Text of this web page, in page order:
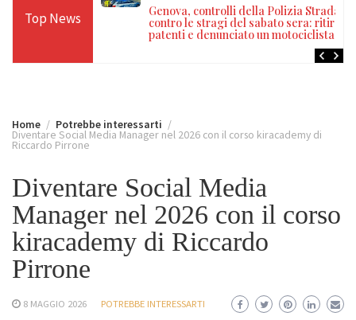
Top News
denunciati
con
Genova, controlli della Polizia Stradale
contro le stragi del sabato sera: ritirate
patenti e denunciato un motociclista
Home Potrebbe interessarti
Diventare Social Media Manager nel 2026 con il corso kiracademy di
Riccardo Pirrone
Diventare Social Media
Manager nel 2026 con il corso
kiracademy di Riccardo
Pirrone
8 MAGGIO 2026 POTREBBE INTERESSARTI